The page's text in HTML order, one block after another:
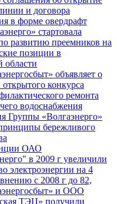
и договора
в форме овердрафт
стартовала
развитию преемников на
позиции в
области
объявляет о
конкурса
ремонта
водоснабжения
Группы «Волгаэнерго»
бережливого
ОАО
в 2009 г увеличили
электроэнергии на 4
с 2008 г до 82,
и ООО
ТЭЦ» получили